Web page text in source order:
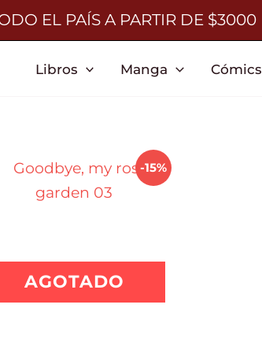
EL PAÍS A PARTIR DE $3000
Libros Manga Cómics
-15%
AGOTADO